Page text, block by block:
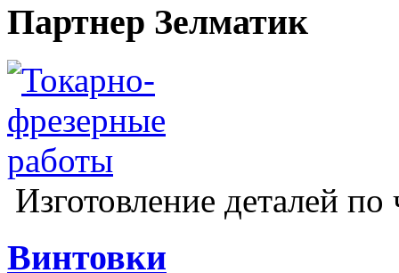
Партнер Зелматик
Изготовление деталей
Винтовки